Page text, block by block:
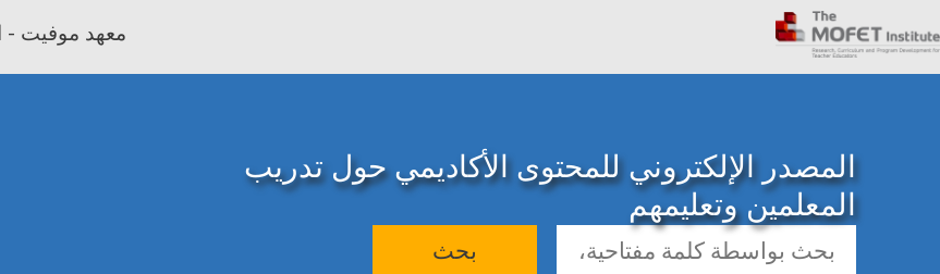
معهد موفيت -
المصدر الإلكتروني للمحتوى الأكاديمي حول تدريب
المعلمين وتعليمهم
بحث